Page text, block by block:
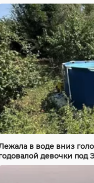
в воде вниз
девочки под